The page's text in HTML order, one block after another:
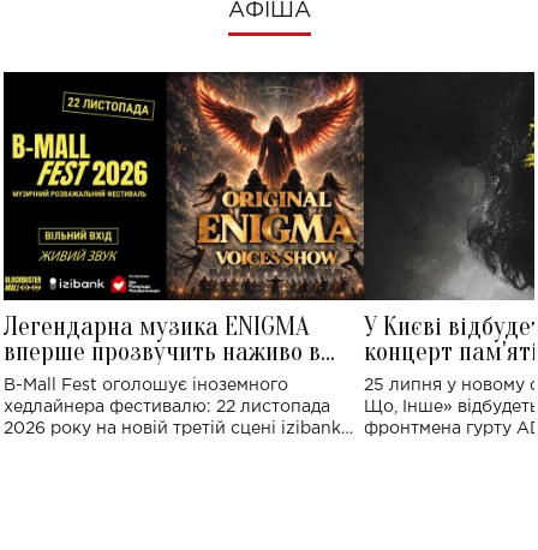
АФІША
Легендарна музика ENIGMA
вперше прозвучить наживо в
Україні: де відбудеться концерт
B-Mall Fest оголошує іноземного
хедлайнера фестивалю: 22 листопада
2026 року на новій третій сцені izibank
У Києві
концерт
Клименка:
виконають
25 липня у новому
Що, Інше»
фронтмена гурту